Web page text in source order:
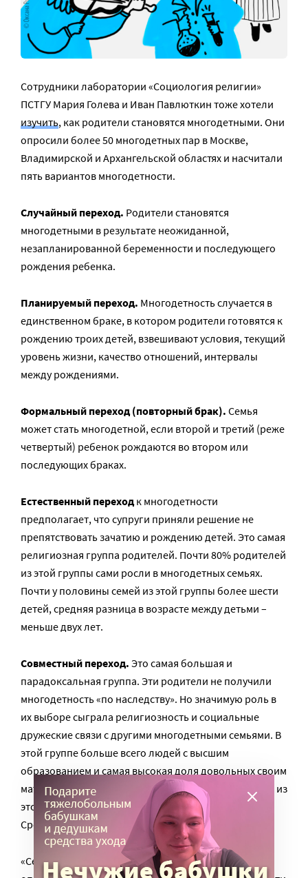
Сотрудники лаборатории «Социология религии»
ПСТГУ Мария Голева и Иван Павлюткин тоже хотели
изучить, как родители становятся многодетными. Они
опросили более 50 многодетных пар в Москве,
Владимирской и Архангельской областях и насчитали
пять вариантов многодетности.
Случайный переход. Родители становятся
многодетными в результате неожиданной,
незапланированной беременности и последующего
рождения ребенка.
Планируемый переход. Многодетность случается в
единственном браке, в котором родители готовятся к
рождению троих детей, взвешивают условия, текущий
уровень жизни, качество отношений, интервалы
между рождениями.
Формальный переход (повторный брак). Семья
может стать многодетной, если второй и третий (реже
четвертый) ребенок рождаются во втором или
последующих браках.
Естественный переходк многодетности
предполагает, что супруги приняли решение не
препятствовать зачатию и рождению детей. Это самая
религиозная группа родителей. Почти 80% родителей
из этой группы сами росли в многодетных семьях.
Почти у половины семей из этой группы более шести
детей, средняя разница в возрасте между детьми –
меньше двух лет.
Совместный переход. Это самая большая и
парадоксальная группа. Эти родители не получили
многодетность «по наследству». Но значимую роль в
их выборе сыграла религиозность и социальные
дружеские связи с другими многодетными семьями. В
этой группе больше всего людей с высшим
образованием и самая высокая доля довольных своим
материальным положением – почти 28%. 40% семей из
этой группы воспитывают четырех и более детей.
Средний интервал рождений – 3,5 года.
«Сейчас сложно сказать без проведения еще одного